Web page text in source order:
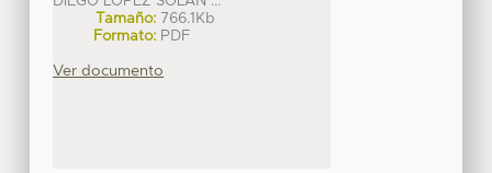
Tamaño: 766.1Kb
Formato: PDF
Ver documento